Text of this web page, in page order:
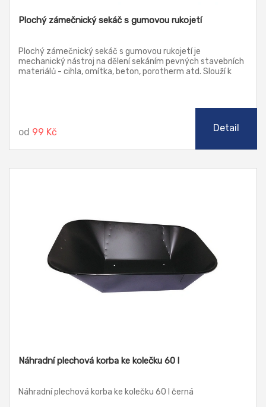
Plochý zámečnický sekáč s gumovou rukojetí
Plochý zámečnický sekáč s gumovou rukojetí je
mechanický nástroj na dělení sekáním pevných stavebních
materiálů - cihla, omítka, beton, porotherm atd. Slouží k
od 99 Kč Detail
Náhradní plechová korba ke kolečku 60 l
Náhradní plechová korba ke kolečku 60 l černá